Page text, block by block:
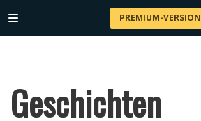
PREMIUM-VERSION
Geschichten